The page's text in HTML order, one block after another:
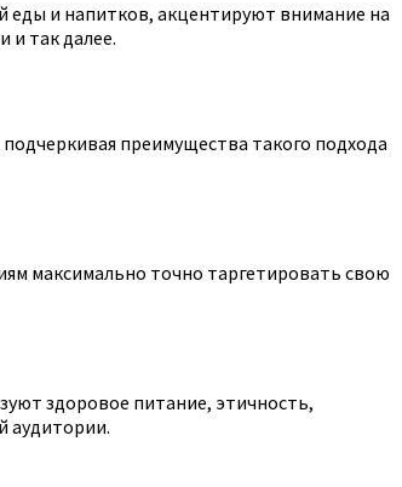
и напитков, акцентируют внимание на
и так далее.
преимущества такого подхода
максимально точно таргетировать свою
здоровое питание, этичность,
аудитории.